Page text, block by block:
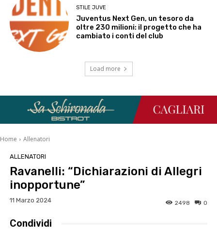
STILE JUVE
Juventus Next Gen, un tesoro da
oltre 230 milioni: il progetto che ha
cambiato i conti del club
Load more